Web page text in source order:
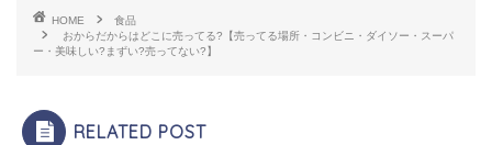
HOME
食品
おからだからはどこに売ってる?【売ってる場所・コンビニ・ダイソー・スーパ
ー・美味しい?まずい?売ってない?】
RELATED POST